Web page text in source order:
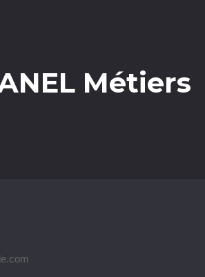
Métiers